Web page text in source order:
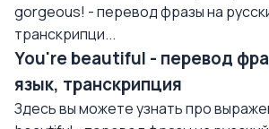
gorgeous! - перевод фразы на
транскрипци...
You're beautiful - перевод
язык, транскрипция
Здесь вы можете узнать про